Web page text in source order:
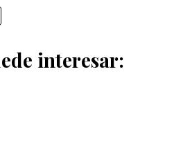
interesar: